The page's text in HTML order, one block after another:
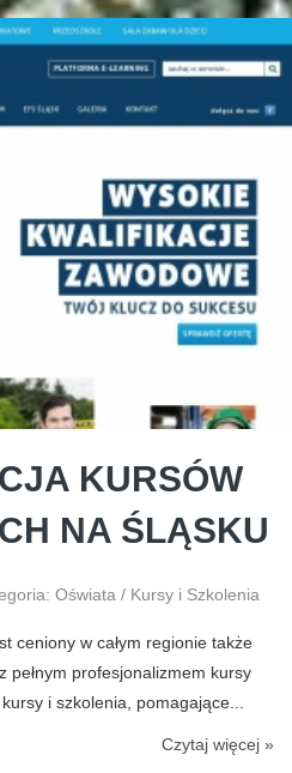
KURSÓW
NA ŚLĄSKU
Oświata / Kursy i Szkolenia
ceniony w całym regionie także
pełnym profesjonalizmem kursy
i szkolenia, pomagające...
Czytaj więcej »